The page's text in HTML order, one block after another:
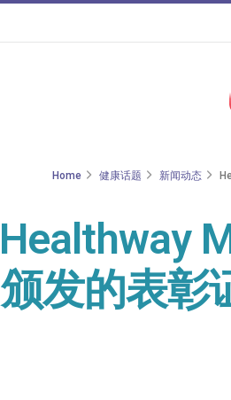
Home 健康话题 新闻动态
Healthway
颁发的表彰